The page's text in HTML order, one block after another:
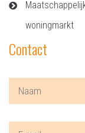
woningmarkt
Contact